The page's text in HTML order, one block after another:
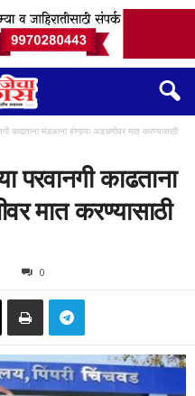
काढताना मंडळाना होणार्‍या अडचणीवर मात करण्यासाठी
परवानगी काढताना
मात करण्यासाठी
0